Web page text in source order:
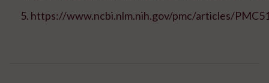
https://www.ncbi.nlm.nih.gov/pmc/articles/